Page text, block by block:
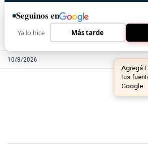
10/8/2026
Seguinos en
Ya lo hice Más tarde